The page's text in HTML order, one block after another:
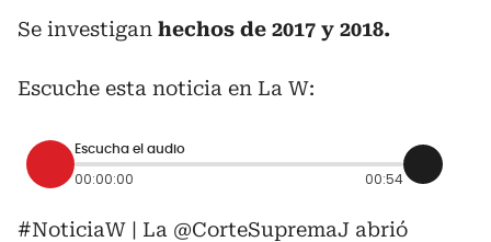
Se investigan hechos de 2017 y 2018.
Escuche esta noticia en La W:
Escucha el audio
00:00:00 00:54
#NoticiaW | La @CorteSupremaJ abrió